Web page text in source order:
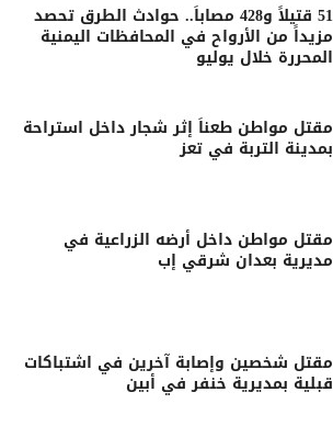
51 قتيلاً و428 مصاباً.. حوادث الطرق تحصد
مزيداً من الأرواح في المحافظات اليمنية
المحررة خلال يوليو
مقتل مواطن طعناً إثر شجار داخل استراحة
بمدينة التربة في تعز
مقتل مواطن داخل أرضه الزراعية في
مديرية بعدان شرقي إب
مقتل شخصين وإصابة آخرين في اشتباكات
قبلية بمديرية خنفر في أبين